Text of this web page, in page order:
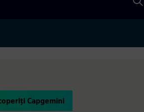
Capgemini